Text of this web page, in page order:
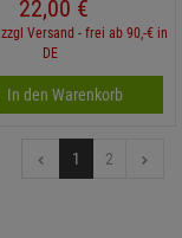
22,00 €
zzgl Versand - frei ab 90,-€ in
DE
In den Warenkorb
1 2